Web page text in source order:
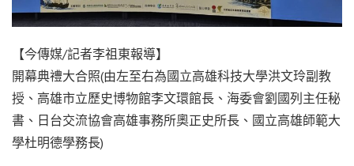
【今傳媒/記者李祖東報導】
開幕典禮大合照(由左至右為國立高雄科技大學洪文玲副教
授、高雄市立歷史博物館李文環館長、海委會劉國列主任秘
書、日台交流協會高雄事務所奧正史所長、國立高雄師範大
學杜明德學務長)